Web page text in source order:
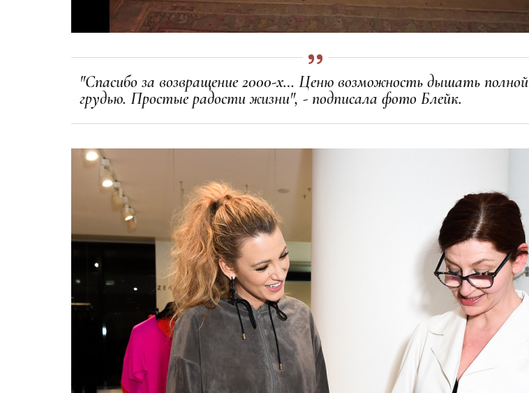
"Спасибо за возвращение 2000-х… Ценю возможность дышать полной
грудью. Простые радости жизни", - подписала фото Блейк.